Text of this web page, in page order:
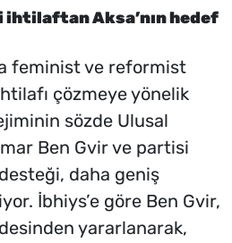
ihtilaftan Aksa’nın hedef
feminist ve reformist
çözmeye yönelik
sözde Ulusal
Ben Gvir ve partisi
daha geniş
İbhiys’e göre Ben Gvir,
yararlanarak,